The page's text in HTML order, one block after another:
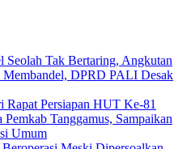
Seolah Tak Bertaring, Angkutan
DPRD PALI Desak
Rapat Persiapan HUT Ke-81
Tanggamus, Sampaikan
Umum